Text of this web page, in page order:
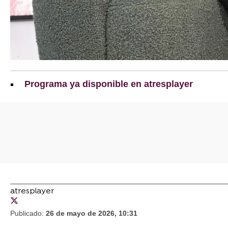
Programa ya disponible en atresplayer
atresplayer
Publicado: 26 de mayo de 2026, 10:31